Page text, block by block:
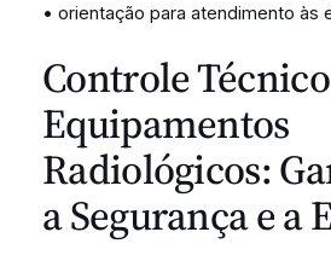
• orientação para atendimento às
Controle
Equipamentos
Radiológicos:
a Segurança e a